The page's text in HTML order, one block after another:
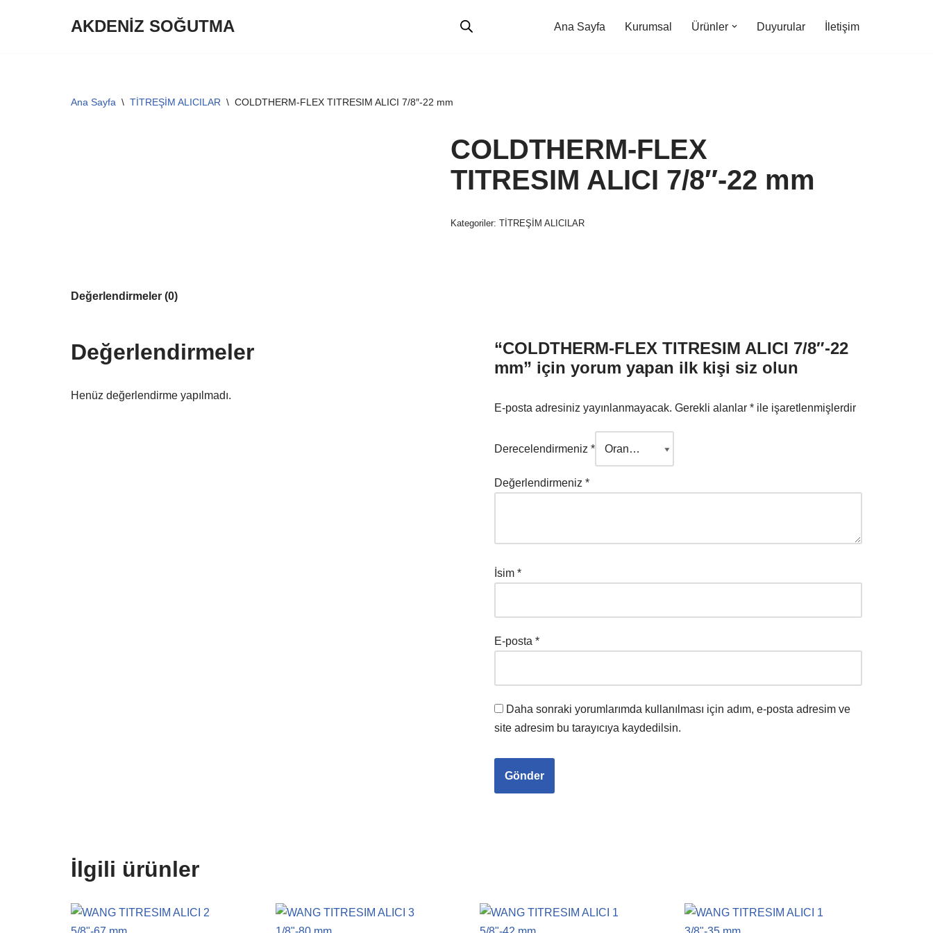
AKDENİZ SOĞUTMA Ana Sayfa Kurumsal Ürünler Duyurular İletişim
Ana Sayfa \ TİTREŞİM ALICILAR \ COLDTHERM-FLEX TITRESIM ALICI 7/8″-22 mm
COLDTHERM-FLEX
TITRESIM ALICI 7/8″-22 mm
Kategoriler:TİTREŞİM ALICILAR
Değerlendirmeler (0)
Değerlendirmeler
Henüz değerlendirme yapılmadı.
“COLDTHERM-FLEX TITRESIM ALICI 7/8″-22
mm” için yorum yapan ilk kişi siz olun
E-posta adresiniz yayınlanmayacak. Gerekli alanlar * ile işaretlenmişlerdir
Derecelendirmeniz *
Değerlendirmeniz *
İsim *
E-posta *
Daha sonraki yorumlarımda kullanılması için adım, e-posta adresim ve
site adresim bu tarayıcıya kaydedilsin.
İlgili ürünler